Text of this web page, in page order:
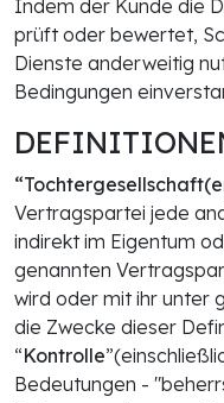
Indem der Kunde die
prüft oder bewertet,
Dienste anderweitig
Bedingungen
Vertragspartei jede
indirekt im Eigentum
genannten
wird oder mit ihr unter
die Zwecke dieser
“Kontrolle
Bedeutungen -